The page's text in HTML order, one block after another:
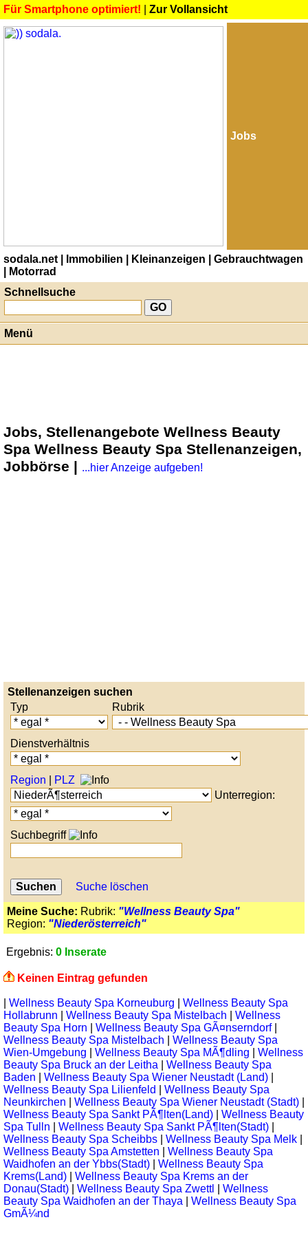
Für Smartphone optimiert! Zur Vollansicht
Jobs
sodala.net | Immobilien | Kleinanzeigen
| Gebrauchtwagen
| Motorrad
Schnellsuche
Menü
Jobs, Stellenangebote Wellness Beauty
Spa Wellness Beauty Spa Stellenanzeigen,
Jobbörse | ...hier Anzeige aufgeben!
Stellenanzeigen suchen
Typ
Rubrik
Dienstverhältnis
Region
PLZ
Unterregion:
Suchbegriff
Suche löschen
Meine Suche: Rubrik: "Wellness Beauty Spa"
Region: "Niederösterreich"
Ergebnis: 0 Inserate
Keinen Eintrag gefunden
Wellness Beauty Spa Korneuburg
Wellness Beauty Spa
Hollabrunn
Wellness Beauty Spa Mistelbach
Wellness
Beauty Spa Horn
Wellness Beauty Spa GÃ¤nserndorf|
Wellness Beauty Spa Mistelbach
Wellness Beauty Spa
Wien-Umgebung
Wellness Beauty Spa MÃ¶dling
Wellness
Beauty Spa Bruck an der Leitha
Wellness Beauty Spa
Baden
Wellness Beauty Spa Wiener Neustadt (Land)
Wellness Beauty Spa Lilienfeld
Wellness Beauty Spa
Neunkirchen
Wellness Beauty Spa Wiener Neustadt (Stadt)
Wellness Beauty Spa Sankt PÃ¶lten(Land)
Wellness Beauty
Spa Tulln
Wellness Beauty Spa Sankt PÃ¶lten(Stadt)
Wellness Beauty Spa Scheibbs
Wellness Beauty Spa Melk
Wellness Beauty Spa Amstetten
Wellness Beauty Spa
Waidhofen an der Ybbs(Stadt)
Wellness Beauty Spa
Krems(Land)
Wellness Beauty Spa Krems an der
Donau(Stadt)
Wellness Beauty Spa Zwettl
Wellness
Beauty Spa Waidhofen an der Thaya
Wellness Beauty Spa
GmÃ¼nd